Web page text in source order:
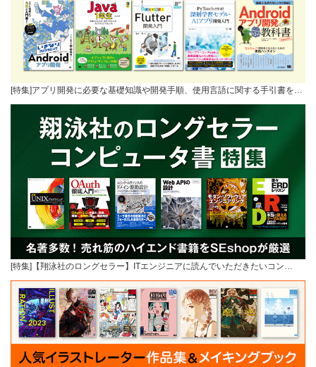
[特集]アプリ開発に必要な基礎知識や開発手順、使用言語に関する手引書を…
[特集]【翔泳社のロングセラー】ITエンジニアに読んでいただきたいコン…